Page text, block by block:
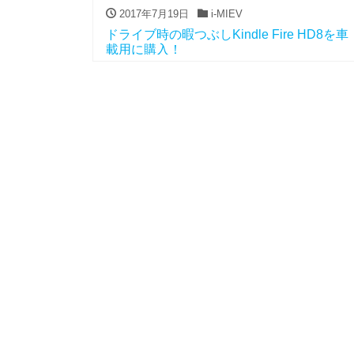
2017年7月19日 i-MIEV
ドライブ時の暇つぶしKindle Fire HD8を車
載用に購入！